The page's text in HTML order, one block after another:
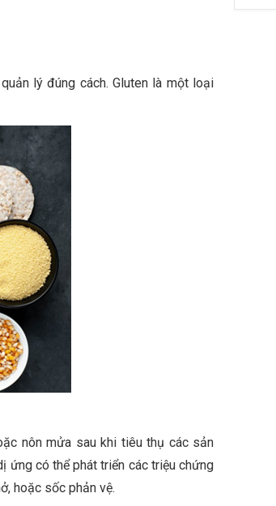
lý đúng cách. Gluten là một loại
nôn mửa sau khi tiêu thụ các sản
ứng có thể phát triển các triệu chứng
hoặc sốc phản vệ.